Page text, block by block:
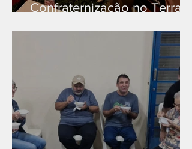
Confraternização no Terra